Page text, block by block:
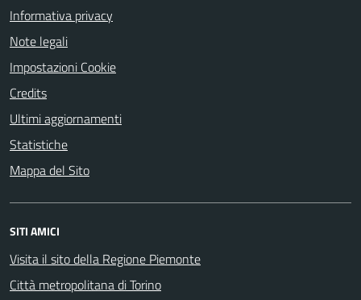
Informativa privacy
Note legali
Impostazioni Cookie
Credits
Ultimi aggiornamenti
Statistiche
Mappa del Sito
SITI AMICI
Visita il sito della Regione Piemonte
Città metropolitana di Torino